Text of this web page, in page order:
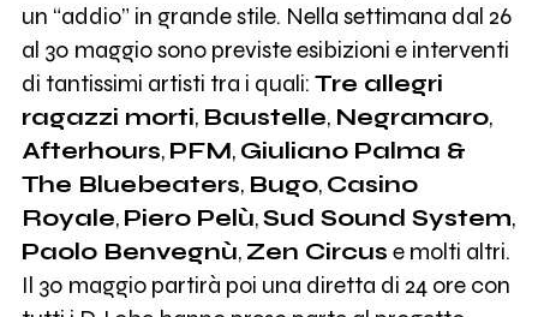
un “addio” in grande stile. Nella settimana dal 26
al 30 maggio sono previste esibizioni e interventi
di tantissimi artisti tra i quali: Tre allegri
ragazzi morti, Baustelle, Negramaro,
Afterhours, PFM, Giuliano Palma &
The Bluebeaters, Bugo, Casino
Royale, Piero Pelù,Sud Sound System,
Paolo Benvegnù, Zen Circus e molti altri.
Il 30 maggio partirà poi una diretta di 24 ore con